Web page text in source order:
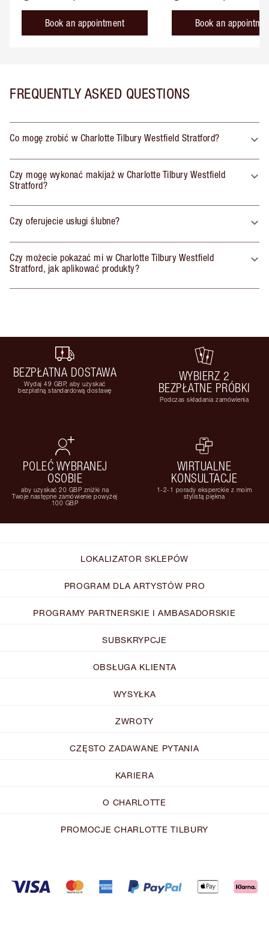
Book an appointment Book an
FREQUENTLY ASKED QUESTIONS
Co mogę zrobić w Charlotte Tilbury Westfield Stratford?
Czy mogę wykonać makijaż w Charlotte Tilbury Westfield
Stratford?
Czy oferujecie usługi ślubne?
Czy możecie pokazać mi w Charlotte Tilbury Westfield
Stratford, jak aplikować produkty?
BEZPŁATNA DOSTAWA
Wydaj 49 GBP, aby uzyskać
bezpłatną standardową dostawę
WYBIERZ 2
BEZPŁATNE PRÓBKI
Podczas składania zamówienia
POLEĆ WYBRANEJ
OSOBIE
aby uzyskać 20 GBP zniżki na
Twoje następne zamówienie powyżej
100 GBP
WIRTUALNE
KONSULTACJE
1-2-1 porady eksperckie z moim
stylistą piękna
LOKALIZATOR SKLEPÓW
PROGRAM DLA ARTYSTÓW PRO
PROGRAMY PARTNERSKIE I AMBASADORSKIE
SUBSKRYPCJE
OBSŁUGA KLIENTA
WYSYŁKA
ZWROTY
CZĘSTO ZADAWANE PYTANIA
KARIERA
O CHARLOTTE
PROMOCJE CHARLOTTE TILBURY